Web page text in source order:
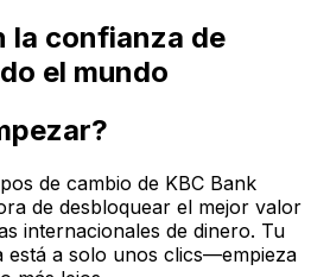
la confianza de
el mundo
de cambio de KBC Bank
de desbloquear el mejor valor
internacionales de dinero. Tu
está a solo unos clics—empieza